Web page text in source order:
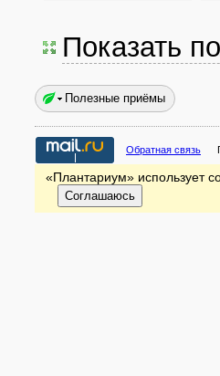
Показать
Полезные приёмы
Обратная связь
«Плантариум» использует
Соглашаюсь